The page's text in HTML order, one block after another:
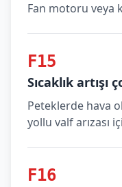
Fan motoru veya
F15
Sıcaklık artışı
Peteklerde hava
yollu valf arızası
F16